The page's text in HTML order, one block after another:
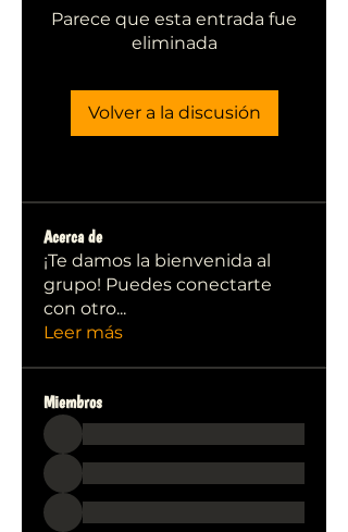
Parece que esta entrada fue
eliminada
Volver a la discusión
Acerca de
¡Te damos la bienvenida al
grupo! Puedes conectarte
con otro...
Leer más
Miembros